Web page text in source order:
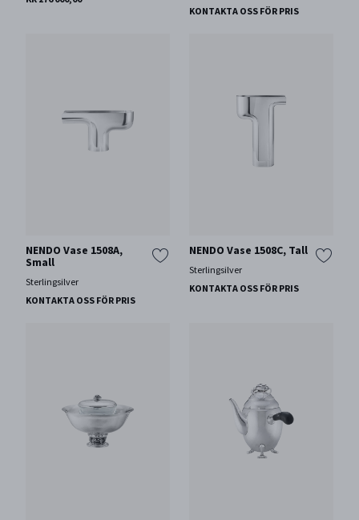
KONTAKTA OSS FÖR PRIS
NENDO Vase 1508A,
Small
Sterlingsilver
KONTAKTA OSS FÖR PRIS
NENDO Vase 1508C, Tall
Sterlingsilver
KONTAKTA OSS FÖR PRIS